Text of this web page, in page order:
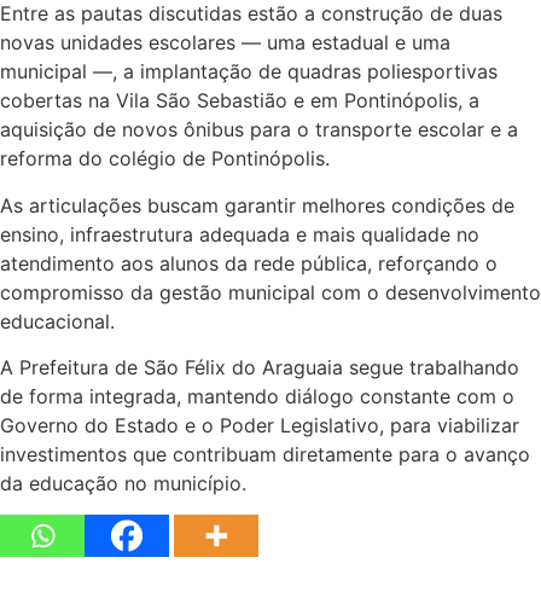
Entre as pautas discutidas estão a construção de duas
novas unidades escolares — uma estadual e uma
municipal —, a implantação de quadras poliesportivas
cobertas na Vila São Sebastião e em Pontinópolis, a
aquisição de novos ônibus para o transporte escolar e a
reforma do colégio de Pontinópolis.
As articulações buscam garantir melhores condições de
ensino, infraestrutura adequada e mais qualidade no
atendimento aos alunos da rede pública, reforçando o
compromisso da gestão municipal com o desenvolvimento
educacional.
A Prefeitura de São Félix do Araguaia segue trabalhando
de forma integrada, mantendo diálogo constante com o
Governo do Estado e o Poder Legislativo, para viabilizar
investimentos que contribuam diretamente para o avanço
da educação no município.